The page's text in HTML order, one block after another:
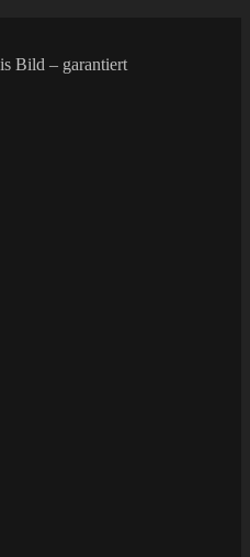
Bild – garantiert